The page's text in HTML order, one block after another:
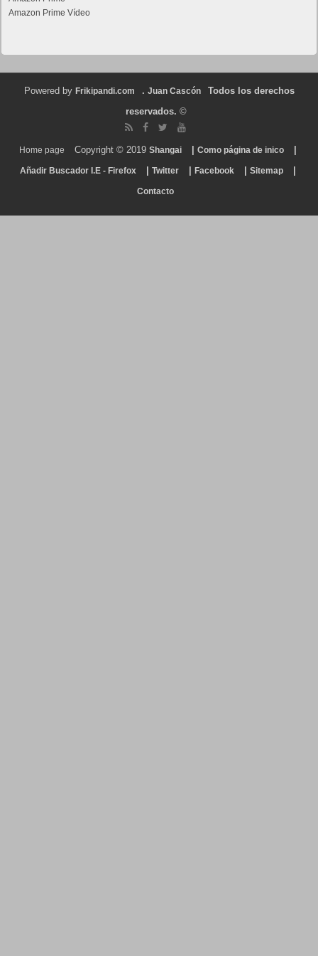
Amazon Prime Vídeo
Powered by Frikipandi.com . Juan Cascón
Todos los derechos
reservados. ©
Home page Copyright © 2019 Shangai | Como página de inico |
Añadir Buscador I.E - Firefox | Twitter | Facebook | Sitemap |
Contacto